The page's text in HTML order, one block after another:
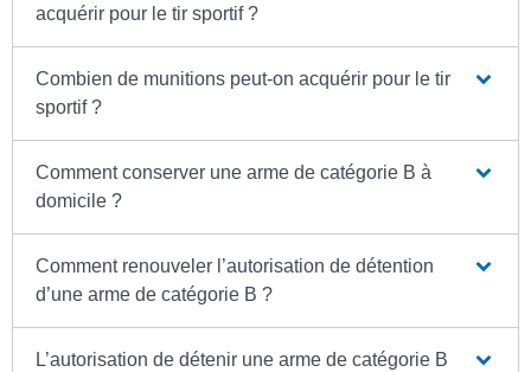
acquérir pour le tir sportif ?
Combien de munitions peut-on acquérir pour le tir
sportif ?
Comment conserver une arme de catégorie B à
domicile ?
Comment renouveler l’autorisation de détention
d’une arme de catégorie B ?
L’autorisation de détenir une arme de catégorie B